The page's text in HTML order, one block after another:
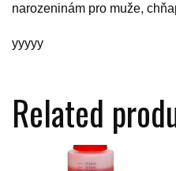
narozeninám pro muže,
yyyyy
Related